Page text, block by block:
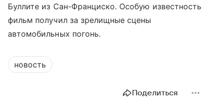
Буллите из Сан-Франциско. Особую известность
фильм получил за зрелищные сцены
автомобильных погонь.
новость
Поделиться